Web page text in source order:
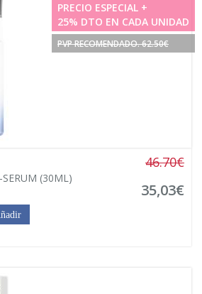
PRECIO ESPECIAL +
25% DTO EN CADA UNIDAD
PVP RECOMENDADO. 62.50€
SERUM (30ML)
46.70€
35,03€